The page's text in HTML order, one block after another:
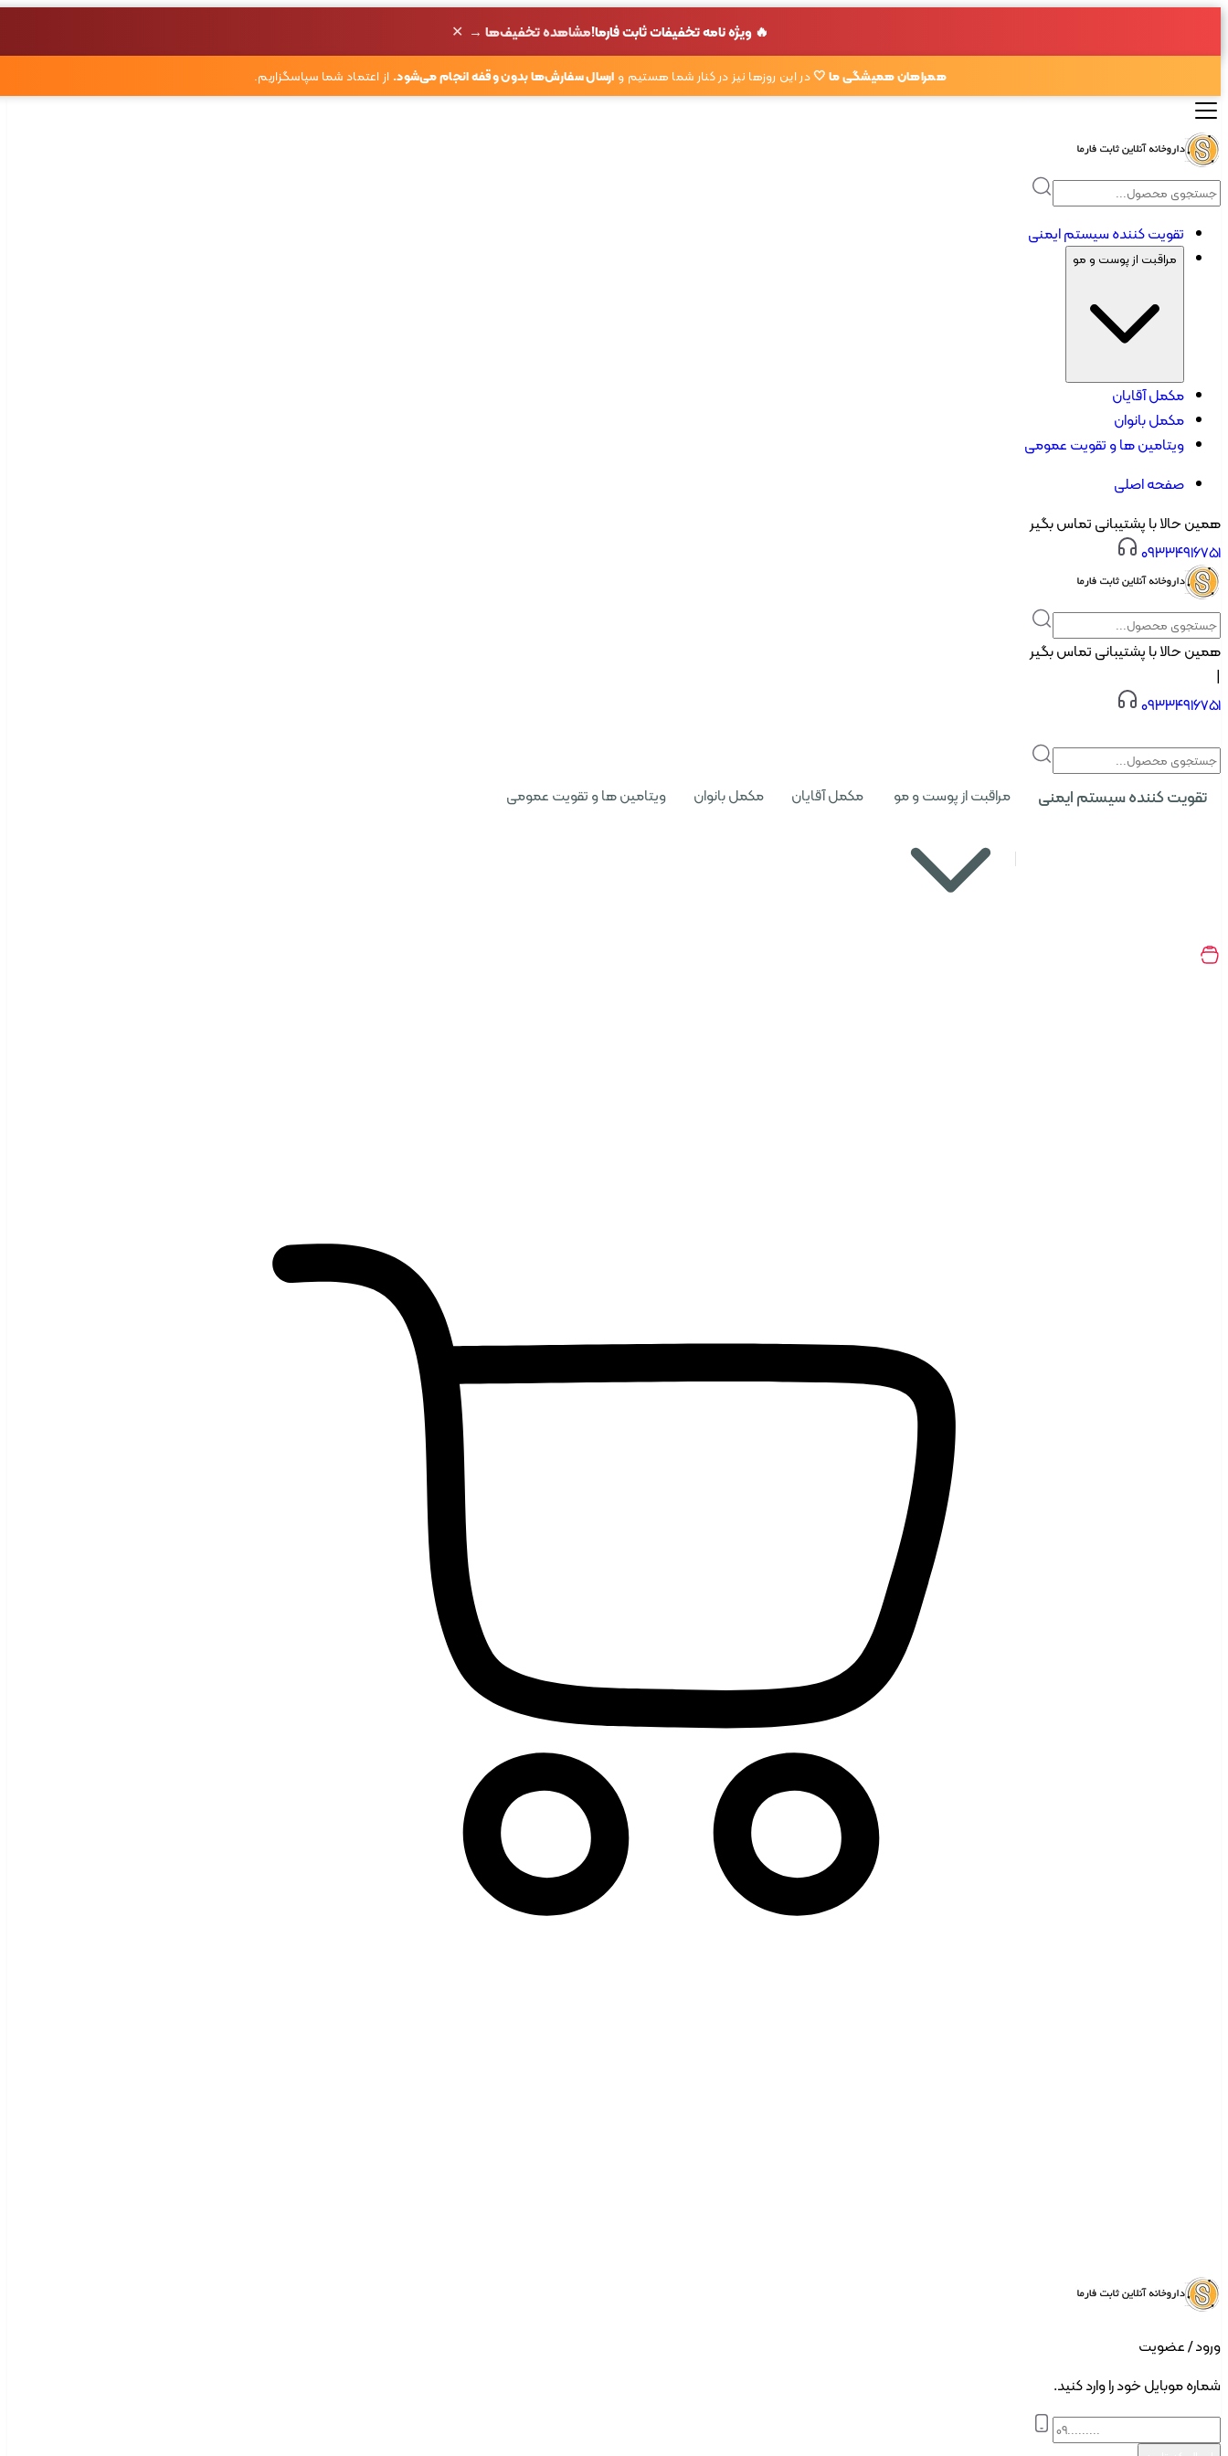
🔥 ویژه نامه تخفیفات ثابت فارما!مشاهده تخفیف‌ها → ✕
همراهان همیشگی ما 🤍در این روزها نیز در کنار شما هستیم و ارسال سفارش‌ها بدون وقفه انجام می‌شود. از اعتماد شما سپاسگزاریم.
تقویت کننده سیستم ایمنی
مراقبت از پوست و مو
مکمل آقایان
مکمل بانوان
ویتامین ها و تقویت عمومی
صفحه اصلی
همین حالا با پشتیبانی تماس بگیر
۰۹۳۳۴۹۱۶۷۵۱
همین حالا با پشتیبانی تماس بگیر
|
۰۹۳۳۴۹۱۶۷۵۱
تقویت کننده سیستم ایمنی مراقبت از پوست و مو مکمل آقایان مکمل بانوان ویتامین ها و تقویت عمومی
ورود / عضویت
شماره موبایل خود را وارد کنید.